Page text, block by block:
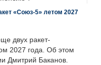
«Союз-5» летом 2027
двух ракет-
2027 года. Об этом
Дмитрий Баканов.